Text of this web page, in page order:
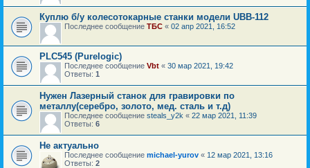
Куплю б/у колесотокарные станки модели UBB-112
Последнее сообщение ТБС « 02 апр 2021, 16:52
PLC545 (Purelogic)
Последнее сообщение Vbt « 30 мар 2021, 19:42
Ответы: 1
Нужен Лазерный станок для гравировки по
металлу(серебро, золото, мед. сталь и т.д)
Последнее сообщение steals_y2k « 22 мар 2021, 11:39
Ответы: 6
Не актуально
Последнее сообщение michael-yurov « 12 мар 2021, 13:16
Ответы: 2